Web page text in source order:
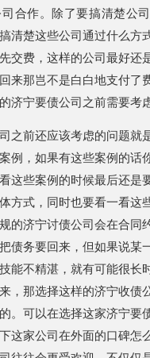
合作。除了要搞清楚公
清楚这些公司通过什么方
交费，这样的公司最好还
来那岂不是白白地支付了
济宁要债公司之前需要考
之前还应该考虑的问题就
例，如果有这些案例的话
这些案例的时候最后还是
方式，同时也要看一看这
的济宁讨债公司会在合同
债务要回来，但如果说某
能不精湛，就有可能很长
，那选择这样的济宁收债
。可以在选择这家济宁要
这家公司在外面的口碑怎